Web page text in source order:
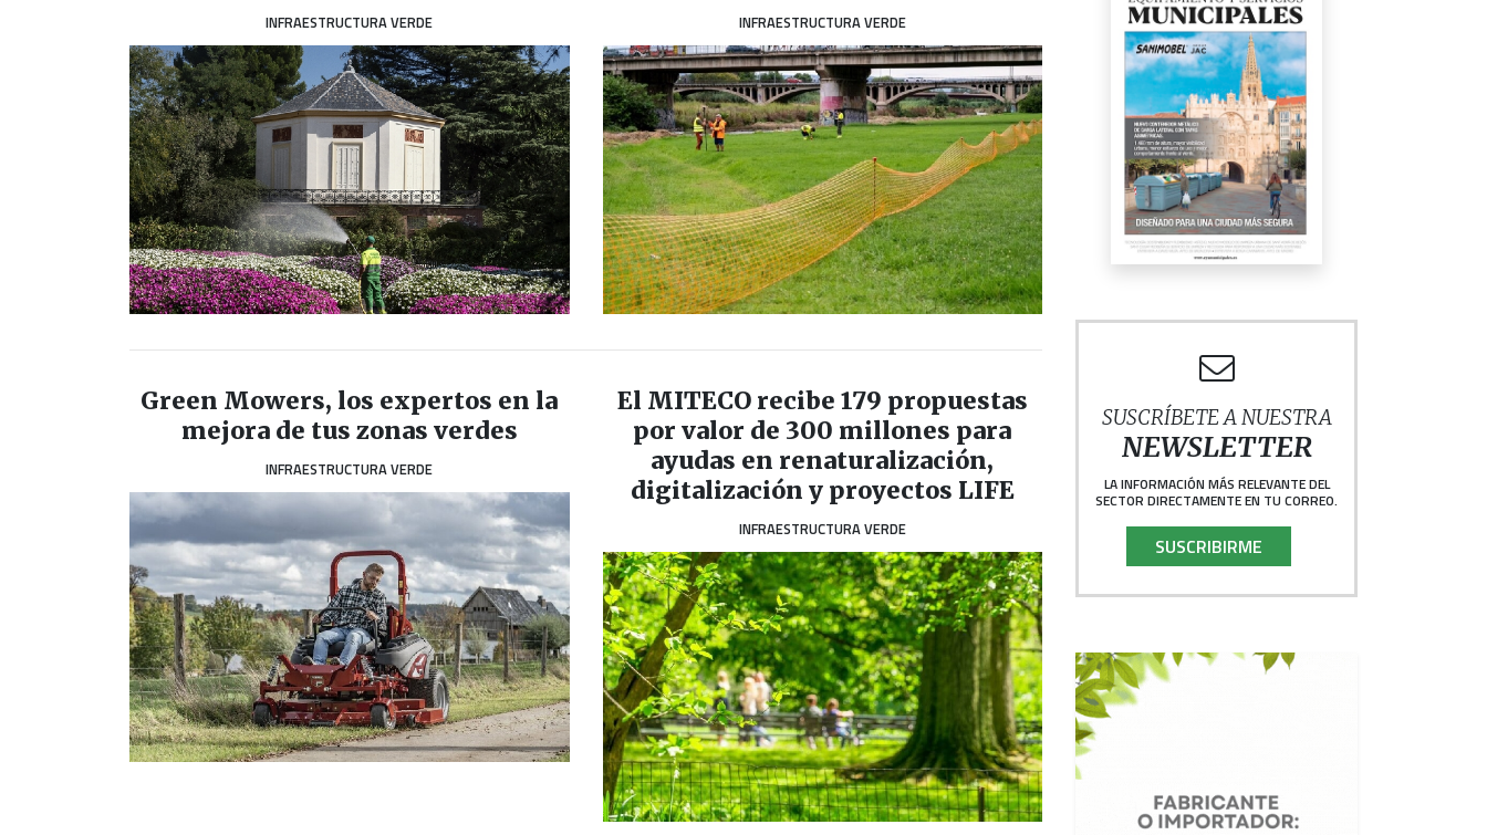
INFRAESTRUCTURA VERDE INFRAESTRUCTURA VERDE
Green Mowers, los expertos en la
mejora de tus zonas verdes
INFRAESTRUCTURA VERDE
El MITECO recibe 179 propuestas
por valor de 300 millones para
ayudas en renaturalización,
digitalización y proyectos LIFE
INFRAESTRUCTURA VERDE
SUSCRÍBETE A NUESTRA
NEWSLETTER
LA INFORMACIÓN MÁS RELEVANTE DEL
SECTOR DIRECTAMENTE EN TU CORREO.
SUSCRIBIRME